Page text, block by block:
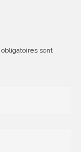
sont